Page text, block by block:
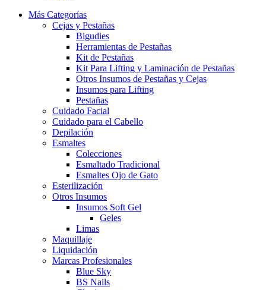
Más Categorías
Cejas y Pestañas
Bigudies
Herramientas de Pestañas
Kit de Pestañas
Kit Para Lifting y Laminación de Pestañas
Otros Insumos de Pestañas y Cejas
Insumos para Lifting
Pestañas
Cuidado Facial
Cuidado para el Cabello
Depilación
Esmaltes
Colecciones
Esmaltado Tradicional
Esmaltes Ojo de Gato
Esterilización
Otros Insumos
Insumos Soft Gel
Geles
Limas
Maquillaje
Liquidación
Marcas Profesionales
Blue Sky
BS Nails